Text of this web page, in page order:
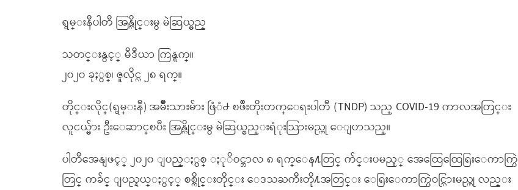
ရွမ္းနီပါတီ အြန္လိုင္းမွ မဲဆြယ္မည္
သတင္းနွင့္ မီဒီယာ ကြန္ရက္။
၂၀၂၀ ခုႏွစ္၊ ဇူလိုင္လ ၂၈ ရက္။
တိုင္းလိုင္(ရွမ္းနီ) အမ်ိဳးသားမ်ား ဖြံံ႕ ၿဖိဳးတိုးတက္ေရးပါတီ (TNDP) သည္ COVID-19 ကာလအတြင္း
လူငယ္မ်ား ဦးေဆာင္ၿပီး အြန္လိုင္းမွ မဲဆြယ္စည္းရံုးသြားမည္ဟု ေျပာသည္။
ပါတီအေနျဖင့္ ၂၀၂၀ ျပည္ႏွစ္ ႏုိဝင္ဘာလ ၈ ရက္ေန႔တြင္ က်င္းပမည့္ အေထြေထြေရြးေကာက္ပြဲ
တြင္ ကခ်င္ ျပည္နယ္ႏွင့္ စစ္ကိုင္းတိုင္း ေဒသႀကီးတို႔အတြင္း ေရြးေကာက္ပြဲဝင္သြားမည္ဟု လည္း